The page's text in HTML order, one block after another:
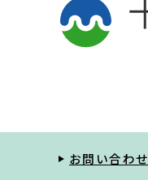
お問い合わせ